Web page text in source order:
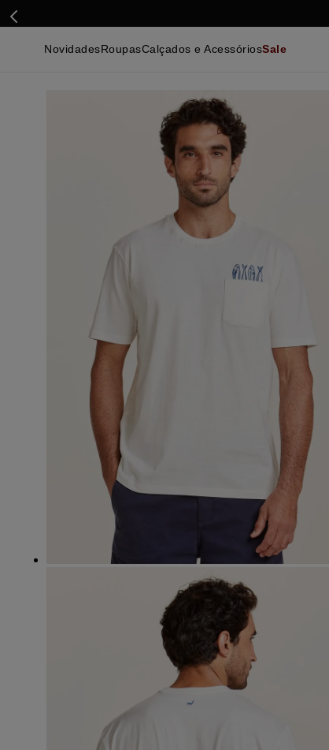
Novidades Roupas
Malhas e Casacos
Camisas
Camisetas
Bermudas
Beachwear
Calçados e Acessórios
Acessórios
Ver Tudo
Sale